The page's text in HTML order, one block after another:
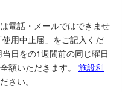
電話・メールではできませ
用中止届」をご記入くだ
日をの1週間前の同じ曜日
額いただきます。 施設利
さい。